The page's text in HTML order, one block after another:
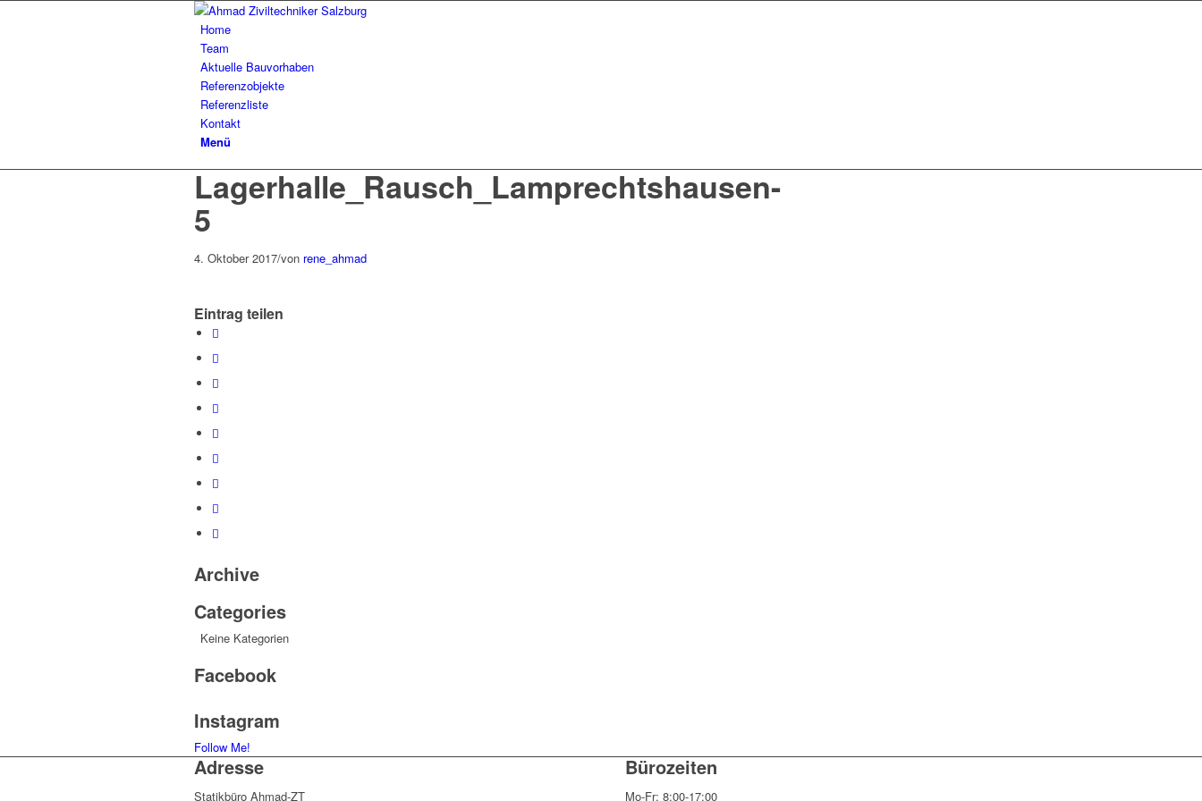
Home
Team
Aktuelle Bauvorhaben
Referenzobjekte
Referenzliste
Kontakt
Menü
Lagerhalle_Rausch_Lamprechtshausen-
5
4. Oktober 2017/von rene_ahmad
Eintrag teilen
Archive
Categories
Keine Kategorien
Facebook
Instagram
Follow Me!
Adresse
Statikbüro Ahmad-ZT
Bürozeiten
Mo-Fr: 8:00-17:00